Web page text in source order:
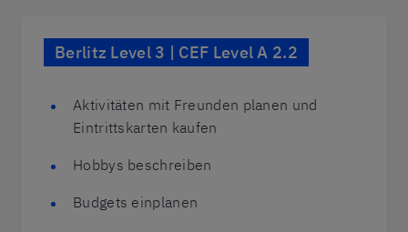
Berlitz Level 3 | CEF Level A 2.2
Aktivitäten mit Freunden planen und
Eintrittskarten kaufen
Hobbys beschreiben
Budgets einplanen